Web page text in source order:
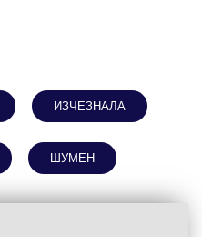
ИЗЧЕЗНАЛА
ШУМЕН